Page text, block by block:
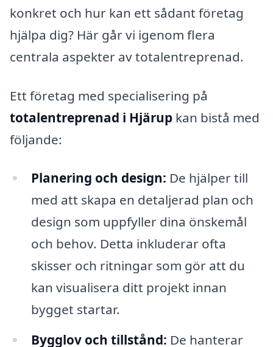
konkret och hur kan ett sådant företag
hjälpa dig? Här går vi igenom flera
centrala aspekter av totalentreprenad.
Ett företag med specialisering på
totalentreprenad i Hjärup kan bistå med
följande:
Planering och design: De hjälper till
med att skapa en detaljerad plan och
design som uppfyller dina önskemål
och behov. Detta inkluderar ofta
skisser och ritningar som gör att du
kan visualisera ditt projekt innan
bygget startar.
Bygglov och tillstånd: De hanterar